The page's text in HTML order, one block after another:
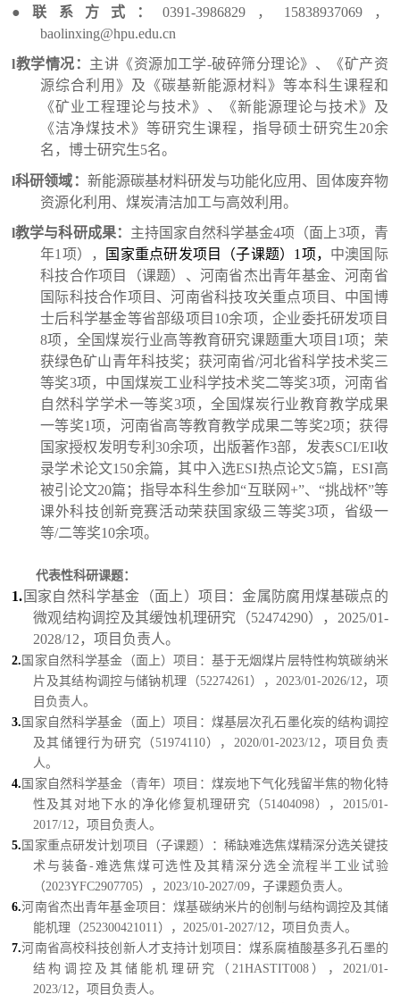
●联系方式：0391-3986829，15838937069，
baolinxing@hpu.edu.cn
l教学情况： 主讲《资源加工学-破碎筛分理论》、《矿产资
源综合利用》及《碳基新能源材料》等本科生课程和
《矿业工程理论与技术》、《新能源理论与技术》及
《洁净煤技术》等研究生课程，指导硕士研究生20余
名，博士研究生5名。
l科研领域： 新能源碳基材料研发与功能化应用、固体废弃物
资源化利用、煤炭清洁加工与高效利用。
l教学与科研成果： 主持国家自然科学基金4项（面上3项，青
年1项），
国家重点研发项目（子课题）1项， 中澳国际
科技合作项目（课题）、河南省杰出青年基金、河南省
国际科技合作项目、河南省科技攻关重点项目、中国博
士后科学基金等省部级项目10余项，企业委托研发项目
8项，全国煤炭行业高等教育研究课题重大项目1项；荣
获绿色矿山青年科技奖；获河南省/河北省科学技术奖三
等奖3项，中国煤炭工业科学技术奖二等奖3项，河南省
自然科学学术一等奖3项，全国煤炭行业教育教学成果
一等奖1项，河南省高等教育教学成果二等奖2项；获得
国家授权发明专利30余项，出版著作3部，发表SCI/EI收
录学术论文150余篇，其中入选ESI热点论文5篇，ESI高
被引论文20篇；指导本科生参加“互联网+”、“挑战杯”等
课外科技创新竞赛活动荣获国家级三等奖3项，省级一
等/二等奖10余项。
代表性科研课题：
1. 国家自然科学基金（面上）项目：金属防腐用煤基碳点的
微观结构调控及其缓蚀机理研究（52474290），2025/01-
2028/12，项目负责人。
2. 国家自然科学基金（面上）项目：基于无烟煤片层特性构筑碳纳米
片及其结构调控与储钠机理（52274261），2023/01-2026/12，项
目负责人。
3. 国家自然科学基金（面上）项目：煤基层次孔石墨化炭的结构调控
及其储锂行为研究（51974110），2020/01-2023/12，项目负责
人。
4. 国家自然科学基金（青年）项目：煤炭地下气化残留半焦的物化特
性及其对地下水的净化修复机理研究（51404098），2015/01-
2017/12，项目负责人。
5. 国家重点研发计划项目（子课题）：稀缺难选焦煤精深分选关键技
术与装备-难选焦煤可选性及其精深分选全流程半工业试验
（2023YFC2907705），2023/10-2027/09，子课题负责人。
6.河南省杰出青年基金项目：煤基碳纳米片的创制与结构调控及其储
能机理（252300421011），2025/01-2027/12，项目负责人。
7.河南省高校科技创新人才支持计划项目：煤系腐植酸基多孔石墨的
结构调控及其储能机理研究（21HASTIT008），2021/01-
2023/12，项目负责人。